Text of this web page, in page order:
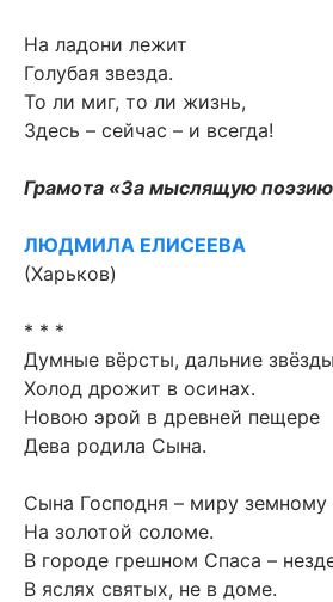
На ладони лежит
Голубая звезда.
То ли миг, то ли жизнь,
Здесь – сейчас – и всегда!
Грамота «За мыслящую
ЛЮДМИЛА ЕЛИСЕЕВА
(Харьков)
* * *
Думные вёрсты, дальние
Холод дрожит в осинах.
Новою эрой в древней пещере
Дева родила Сына.
Сына Господня – миру земному
На золотой соломе.
В городе грешном Спаса –
В яслях святых, не в доме.